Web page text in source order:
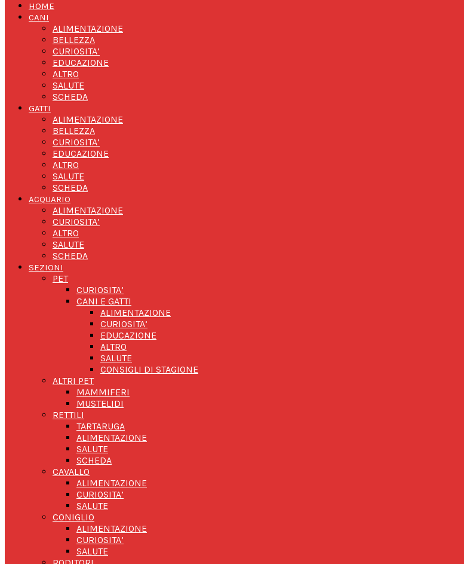
HOME
CANI
ALIMENTAZIONE
BELLEZZA
CURIOSITA’
EDUCAZIONE
ALTRO
SALUTE
SCHEDA
GATTI
ALIMENTAZIONE
BELLEZZA
CURIOSITA’
EDUCAZIONE
ALTRO
SALUTE
SCHEDA
ACQUARIO
ALIMENTAZIONE
CURIOSITA’
ALTRO
SALUTE
SCHEDA
SEZIONI
PET
CURIOSITA’
CANI E GATTI
ALIMENTAZIONE
CURIOSITA’
EDUCAZIONE
ALTRO
SALUTE
CONSIGLI DI STAGIONE
ALTRI PET
MAMMIFERI
MUSTELIDI
RETTILI
TARTARUGA
ALIMENTAZIONE
SALUTE
SCHEDA
CAVALLO
ALIMENTAZIONE
CURIOSITA’
SALUTE
CONIGLIO
ALIMENTAZIONE
CURIOSITA’
SALUTE